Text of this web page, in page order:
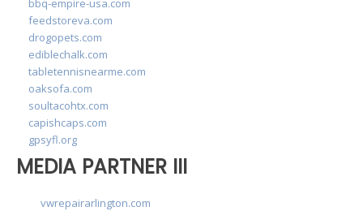
bbq-empire-usa.com
feedstoreva.com
drogopets.com
ediblechalk.com
tabletennisnearme.com
oaksofa.com
soultacohtx.com
capishcaps.com
gpsyfl.org
MEDIA PARTNER III
vwrepairarlington.com